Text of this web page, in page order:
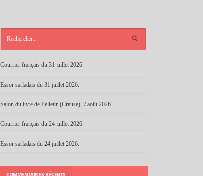
Courrier français du 31 juillet 2026.
Essor sarladais du 31 juillet 2026.
Salon du livre de Felletin (Creuse), 7 août 2026.
Courrier français du 24 juillet 2026.
Essor sarladais du 24 juillet 2026.
COMMENTAIRES RÉCENTS